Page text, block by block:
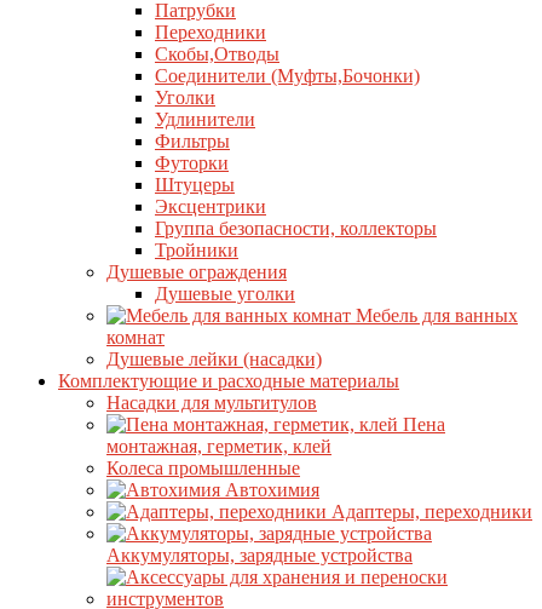
Патрубки
Переходники
Скобы,Отводы
Соединители (Муфты,Бочонки)
Уголки
Удлинители
Фильтры
Футорки
Штуцеры
Эксцентрики
Группа безопасности, коллекторы
Тройники
Душевые ограждения
Душевые уголки
Мебель для ванных
комнат
Душевые лейки (насадки)
Комплектующие и расходные материалы
Насадки для мультитулов
Пена
монтажная, герметик, клей
Колеса промышленные
Автохимия
Адаптеры, переходники
Аккумуляторы, зарядные устройства